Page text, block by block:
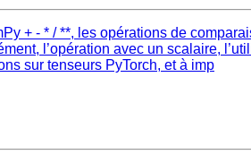
+ - * / **, les opérations de
l’opération avec un scalaire,
sur tenseurs PyTorch, et à imp